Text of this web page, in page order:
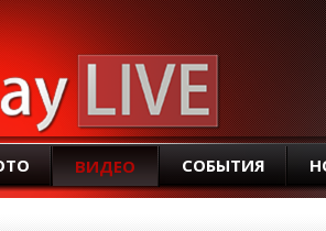
ВИДЕО СОБЫТИЯ